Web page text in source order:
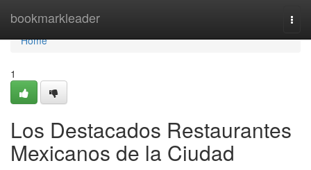
bookmarkleader
Home
Home
1
Los Destacados Restaurantes
Mexicanos de la Ciudad